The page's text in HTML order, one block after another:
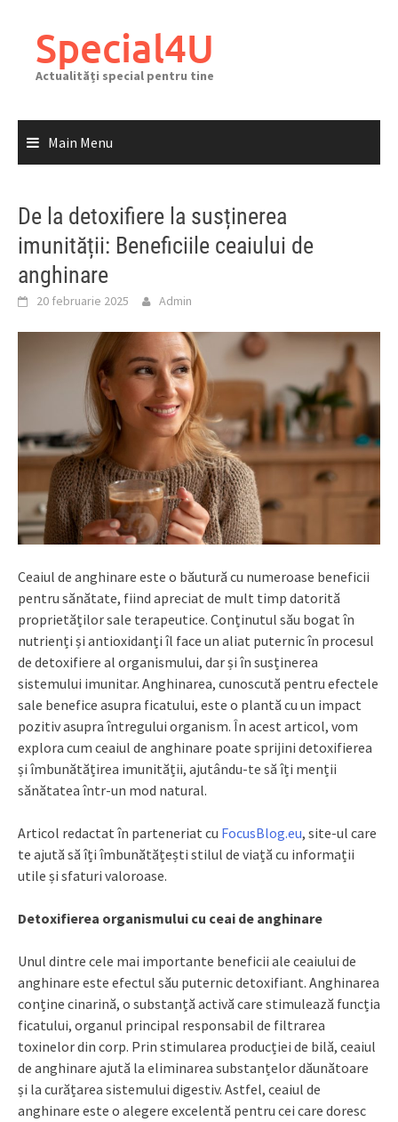
contentSpecial4U
Actualități special pentru tine
Main Menu
De la detoxifiere la susținerea
imunității: Beneficiile ceaiului de
anghinare
20 februarie 2025 Admin
Ceaiul de anghinare este o băutură cu numeroase beneficii
pentru sănătate, fiind apreciat de mult timp datorită
proprietăților sale terapeutice. Conținutul său bogat în
nutrienți și antioxidanți îl face un aliat puternic în procesul
de detoxifiere al organismului, dar și în susținerea
sistemului imunitar. Anghinarea, cunoscută pentru efectele
sale benefice asupra ficatului, este o plantă cu un impact
pozitiv asupra întregului organism. În acest articol, vom
explora cum ceaiul de anghinare poate sprijini detoxifierea
și îmbunătățirea imunității, ajutându-te să îți menții
sănătatea într-un mod natural.
Articol redactat în parteneriat cu FocusBlog.eu, site-ul care
te ajută să îți îmbunătățești stilul de viață cu informații
utile și sfaturi valoroase.
Detoxifierea organismului cu ceai de anghinare
Unul dintre cele mai importante beneficii ale ceaiului de
anghinare este efectul său puternic detoxifiant. Anghinarea
conține cinarină, o substanță activă care stimulează funcția
ficatului, organul principal responsabil de filtrarea
toxinelor din corp. Prin stimularea producției de bilă, ceaiul
de anghinare ajută la eliminarea substanțelor dăunătoare
și la curățarea sistemului digestiv. Astfel, ceaiul de
anghinare este o alegere excelentă pentru cei care doresc